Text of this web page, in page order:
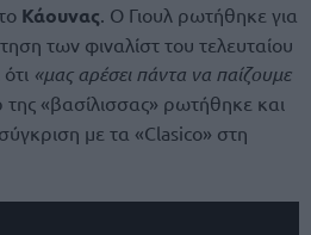
Κάουνας . Ο Γιουλ ρωτήθηκε για
των φιναλίστ του τελευταίου
«μας αρέσει πάντα να παίζουμε
«βασίλισσας» ρωτήθηκε και
με τα «Clasico» στη